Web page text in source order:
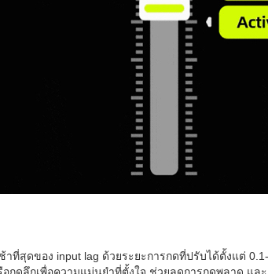
สุดของ input lag ด้วยระยะการกดที่ปรับได้ตั้งแต่